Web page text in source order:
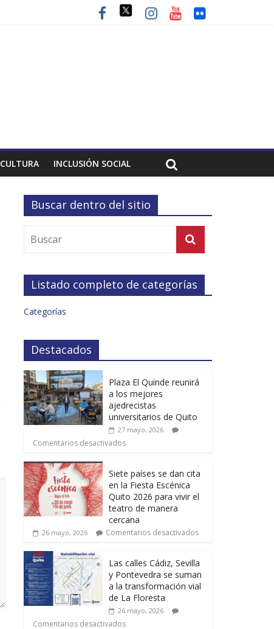
CULTURA INCLUSIÓN SOCIAL
Buscar dentro del sitio
Listado completo de categorías
Categorías
Destacados
Plaza El Quinde reunirá
a los mejores
ajedrecistas
universitarios de Quito
27 mayo, 2026
Comentarios desactivados
Siete países se dan cita
en la Fiesta Escénica
Quito 2026 para vivir el
teatro de manera
cercana
26 mayo, 2026 Comentarios desactivados
Las calles Cádiz, Sevilla
y Pontevedra se suman
a la transformación vial
de La Floresta
26 mayo, 2026
Comentarios desactivados